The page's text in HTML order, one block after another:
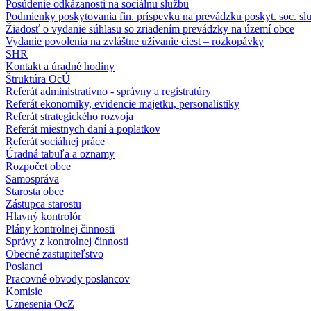
Posúdenie odkázanosti na sociálnu službu
Podmienky poskytovania fin. príspevku na prevádzku poskyt. soc.
Žiadosť o vydanie súhlasu so zriadením prevádzky na území obce
Vydanie povolenia na zvláštne užívanie ciest – rozkopávky
SHR
Kontakt a úradné hodiny
Štruktúra OcÚ
Referát administratívno - správny a registratúry
Referát ekonomiky, evidencie majetku, personalistiky
Referát strategického rozvoja
Referát miestnych daní a poplatkov
Referát sociálnej práce
Úradná tabuľa a oznamy
Rozpočet obce
Samospráva
Starosta obce
Zástupca starostu
Hlavný kontrolór
Plány kontrolnej činnosti
Správy z kontrolnej činnosti
Obecné zastupiteľstvo
Poslanci
Pracovné obvody poslancov
Komisie
Uznesenia OcZ